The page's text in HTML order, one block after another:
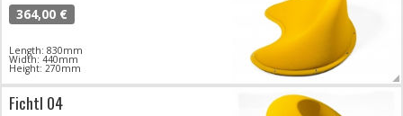
364,00 €
Length: 830mm
Width: 440mm
Height: 270mm
Fichtl 04